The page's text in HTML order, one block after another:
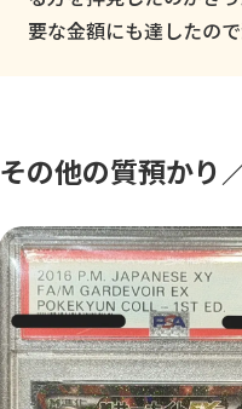
要な金額にも達したの
その他の質預かり